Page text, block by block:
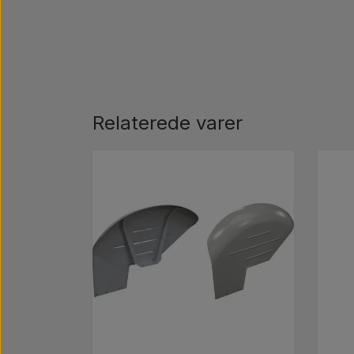
Relaterede varer